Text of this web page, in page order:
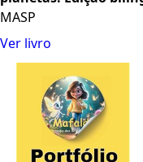
Português / Inglês
MASP
Ver livro